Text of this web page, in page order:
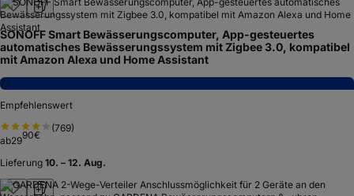
SONOFF Smart Bewässerungscomputer, App-gesteuertes
automatisches Bewässerungssystem mit Zigbee 3.0, kompatibel
mit Amazon Alexa und Home Assistant
7,1
Empfehlenswert
(769)
ab2990€
Lieferung 10. – 12. Aug.